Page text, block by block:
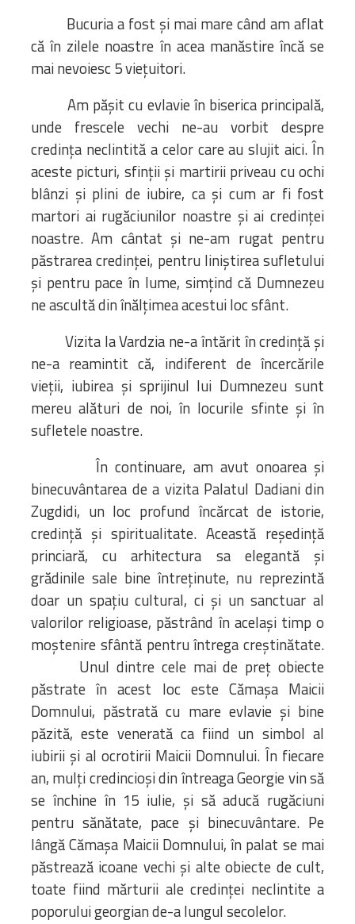
Bucuria a fost și mai mare când am aflat
că în zilele noastre în acea manăstire încă se
mai nevoiesc 5 viețuitori.
Am pășit cu evlavie în biserica principală,
unde frescele vechi ne-au vorbit despre
credința neclintită a celor care au slujit aici. În
aceste picturi, sfinții și martirii priveau cu ochi
blânzi și plini de iubire, ca și cum ar fi fost
martori ai rugăciunilor noastre și ai credinței
noastre. Am cântat și ne-am rugat pentru
păstrarea credinței, pentru liniștirea sufletului
și pentru pace în lume, simțind că Dumnezeu
ne ascultă din înălțimea acestui loc sfânt.
Vizita la Vardzia ne-a întărit în credință și
ne-a reamintit că, indiferent de încercările
vieții, iubirea și sprijinul lui Dumnezeu sunt
mereu alături de noi, în locurile sfinte și în
sufletele noastre.
În continuare, am avut onoarea și
binecuvântarea de a vizita Palatul Dadiani din
Zugdidi, un loc profund încărcat de istorie,
credință și spiritualitate. Această reședință
princiară, cu arhitectura sa elegantă și
grădinile sale bine întreținute, nu reprezintă
doar un spațiu cultural, ci și un sanctuar al
valorilor religioase, păstrând în același timp o
moștenire sfântă pentru întrega creștinătate.
Unul dintre cele mai de preț obiecte
păstrate în acest loc este Cămașa Maicii
Domnului, păstrată cu mare evlavie și bine
păzită, este venerată ca fiind un simbol al
iubirii și al ocrotirii Maicii Domnului. În fiecare
an, mulți credincioși din întreaga Georgie vin să
se închine în 15 iulie, și să aducă rugăciuni
pentru sănătate, pace și binecuvântare. Pe
lângă Cămașa Maicii Domnului, în palat se mai
păstrează icoane vechi și alte obiecte de cult,
toate fiind mărturii ale credinței neclintite a
poporului georgian de-a lungul secolelor.